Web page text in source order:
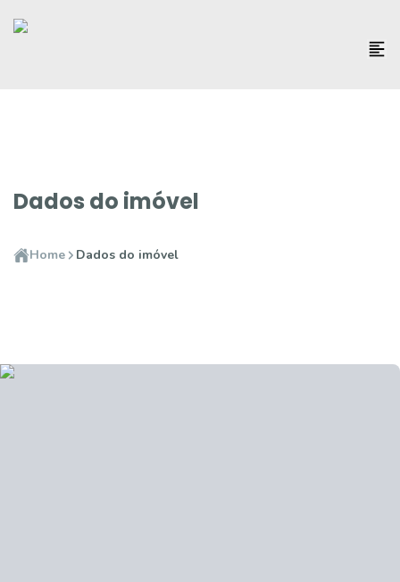
Dados do imóvel
Home Dados do imóvel